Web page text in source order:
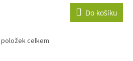
Do košíku
Ocelkem